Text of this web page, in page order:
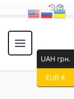
UAH грн.
EUR €